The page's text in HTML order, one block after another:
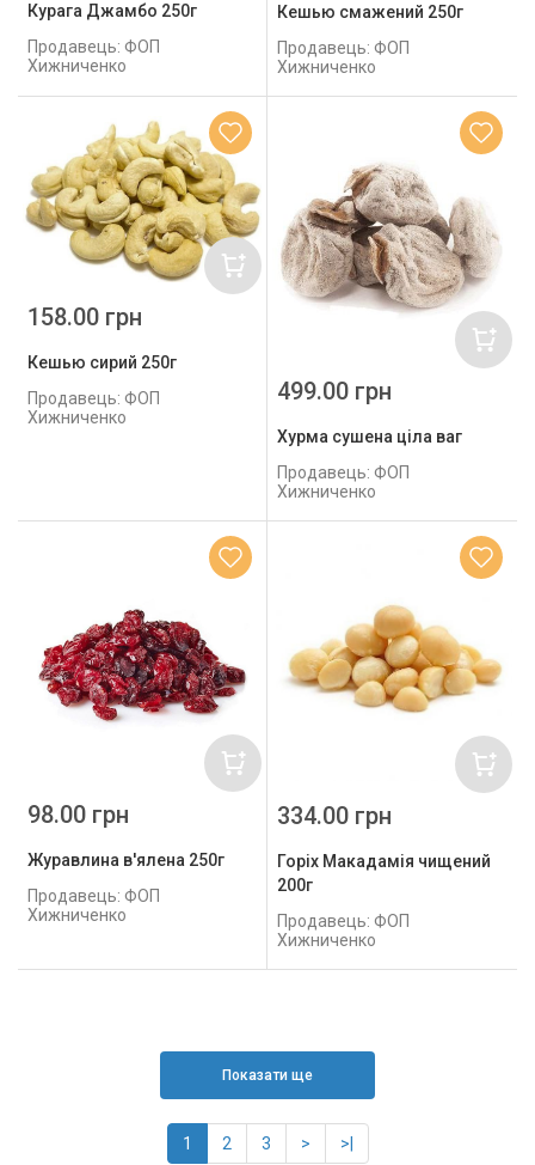
Курага Джамбо 250г
Продавець: ФОП
Хижниченко
Кешью смажений 250г
Продавець: ФОП
Хижниченко
Кешью сирий 250г
Продавець: ФОП
Хижниченко
158.00 грн
Хурма сушена ціла ваг
Продавець: ФОП
Хижниченко
499.00 грн
Журавлина в'ялена 250г
Продавець: ФОП
Хижниченко
98.00 грн
Горіх Макадамія чищений
200г
Продавець: ФОП
Хижниченко
334.00 грн
Показати ще
1 2 3 > >|